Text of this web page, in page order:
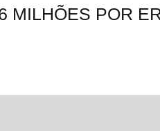
MILHÕES POR